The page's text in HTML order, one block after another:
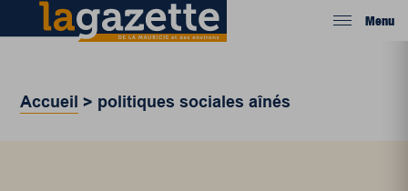
Menu
Accueil > politiques sociales aînés